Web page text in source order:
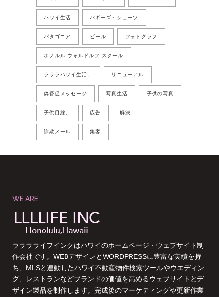
ハワイ生活 バギーズ・ショーツ
パタゴニア ビール フォトグラフ
ホノルル ウォルドルフ スクール
ラララハワイ生活。 リニューアル
偽督促メッセージ 写真生活 子供の写真
子供目線。 広告 解決
詐欺メール 集客
WE ARE
ラララライフインクはハワイのホームページ・ウェブサイト制
作会社です。WEBデザインとWORDPRESSに豊富な実績を持
ち、MLSと連動したハワイ不動産物件検索ツールやウエディン
グ、レストランなどブランドの価値を高めるウェブサイトとデ
ザイン製品を制作します。完成後のマーケティングや更新作業